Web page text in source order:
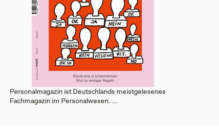
Personalmagazin ist Deutschlands meistgelesenes
Fachmagazin im Personalwesen. ...